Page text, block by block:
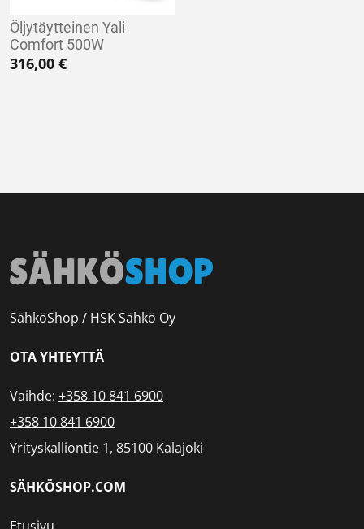
Öljytäytteinen Yali
Comfort 500W
316,00 €
SähköShop / HSK Sähkö Oy
OTA YHTEYTTÄ
Vaihde: +358 10 841 6900
+358 10 841 6900
Yrityskalliontie 1, 85100 Kalajoki
SÄHKÖSHOP.COM